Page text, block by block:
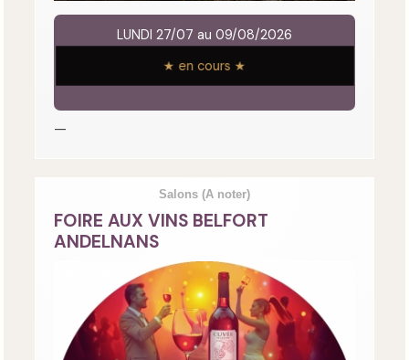
LUNDI 27/07 au 09/08/2026
★ en cours ★
—
Salons (A noter)
FOIRE AUX VINS BELFORT
ANDELNANS